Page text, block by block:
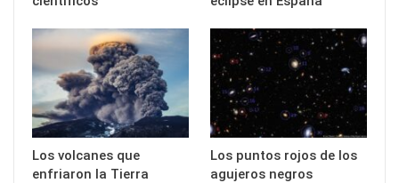
Los volcanes que
enfriaron la Tierra
Los puntos rojos de los
agujeros negros